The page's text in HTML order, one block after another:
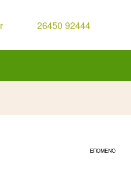
26450 92444
ΕΠΟΜΕΝΟ